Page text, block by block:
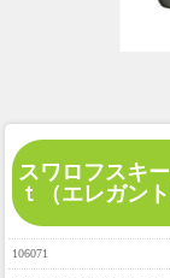
スワロフスキ
ｔ（エレガン
106071